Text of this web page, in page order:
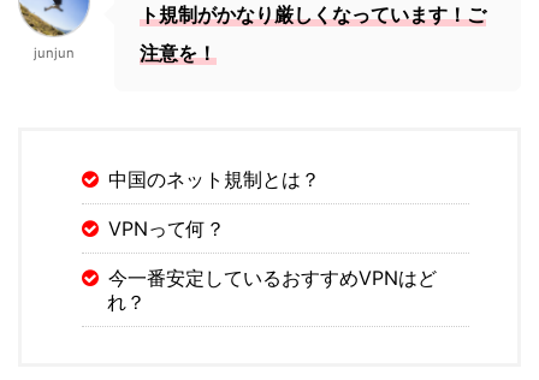
junjun
ト規制がかなり厳しくなっています！ご
注意を！
中国のネット規制とは？
VPNって何？
今一番安定しているおすすめVPNはど
れ？